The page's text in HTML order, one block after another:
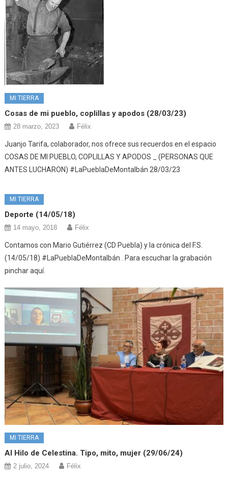
MI TIERRA
Cosas de mi pueblo, coplillas y apodos (28/03/23)
28 marzo, 2023 Félix
Juanjo Tarifa, colaborador, nos ofrece sus recuerdos en el espacio
COSAS DE MI PUEBLO, COPLILLAS Y APODOS _ (PERSONAS QUE
ANTES LUCHARON) #LaPueblaDeMontalbán 28/03/23
MI TIERRA
Deporte (14/05/18)
14 mayo, 2018 Félix
Contamos con Mario Gutiérrez (CD Puebla) y la crónica del F.S.
(14/05/18) #LaPueblaDeMontalbán . Para escuchar la grabación
pinchar aquí.
MI TIERRA
Al Hilo de Celestina. Tipo, mito, mujer (29/06/24)
2 julio, 2024 Félix